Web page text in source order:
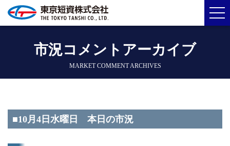
市況コメントアーカイブ
MARKET COMMENT ARCHIVES
■10月4日水曜日 本日の市況